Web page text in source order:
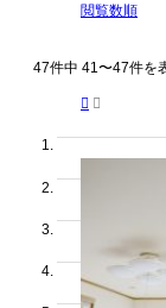
閲覧数順
47件中 41〜47件を
 